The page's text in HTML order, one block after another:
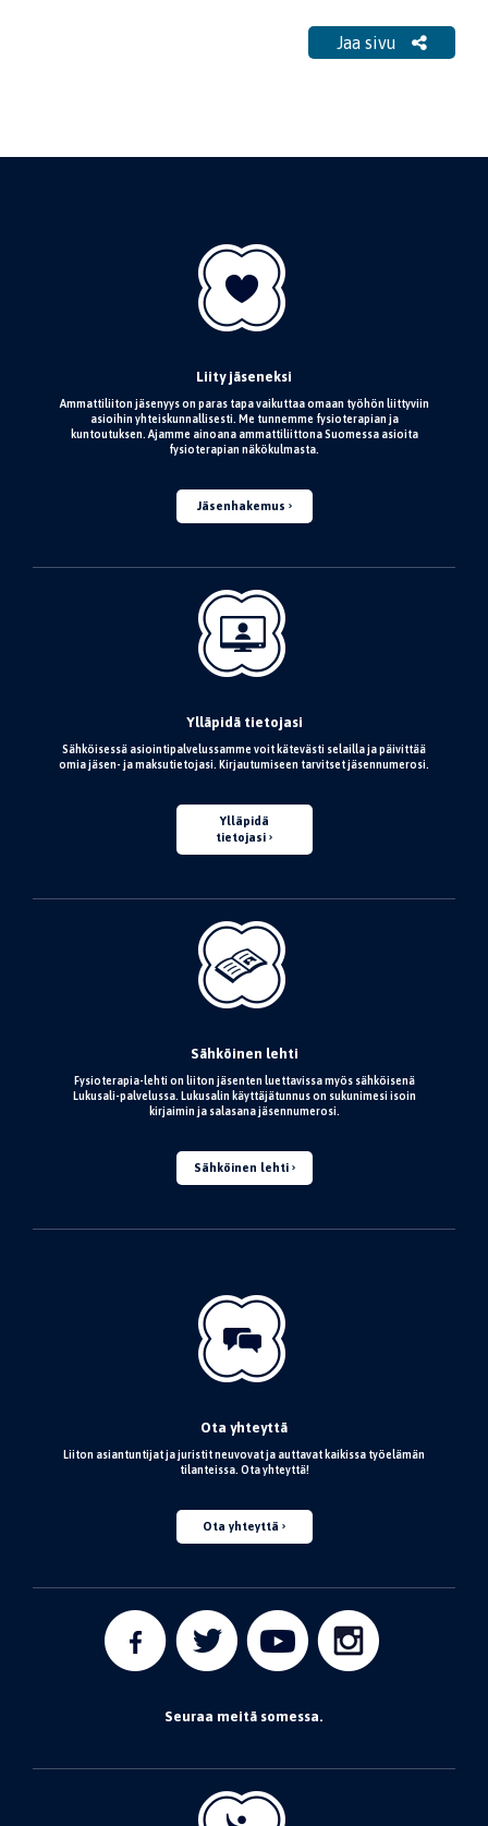
Jaa sivu
Liity jäseneksi
Ammattiliiton jäsenyys on paras tapa vaikuttaa omaan työhön liittyviin
asioihin yhteiskunnallisesti. Me tunnemme fysioterapian ja
kuntoutuksen. Ajamme ainoana ammattiliittona Suomessa asioita
fysioterapian näkökulmasta.
Jäsenhakemus
Ylläpidä tietojasi
Sähköisessä asiointipalvelussamme voit kätevästi selailla ja päivittää
omia jäsen- ja maksutietojasi. Kirjautumiseen tarvitset jäsennumerosi.
Ylläpidä
tietojasi
Sähköinen lehti
Fysioterapia-lehti on liiton jäsenten luettavissa myös sähköisenä
Lukusali-palvelussa. Lukusalin käyttäjätunnus on sukunimesi isoin
kirjaimin ja salasana jäsennumerosi.
Sähköinen lehti
Ota yhteyttä
Liiton asiantuntijat ja juristit neuvovat ja auttavat kaikissa työelämän
tilanteissa. Ota yhteyttä!
Ota yhteyttä
Seuraa meitä somessa.